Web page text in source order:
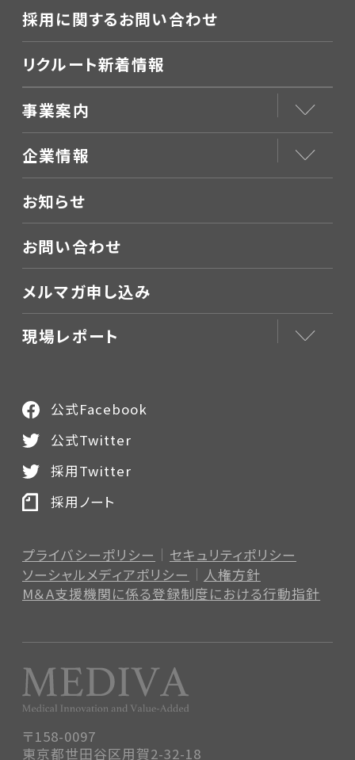
採用に関するお問い合わせ
リクルート新着情報
事業案内
企業情報
お知らせ
お問い合わせ
メルマガ申し込み
現場レポート
〒158-0097
東京都世田谷区用賀2-32-18
プライバシーポリシー
セキュリティポリシー
ソーシャルメディアポリシー
人権方針
M＆A支援機関に係る登録制度における行動指針
公式Facebook
公式Twitter
採用Twitter
採用ノート